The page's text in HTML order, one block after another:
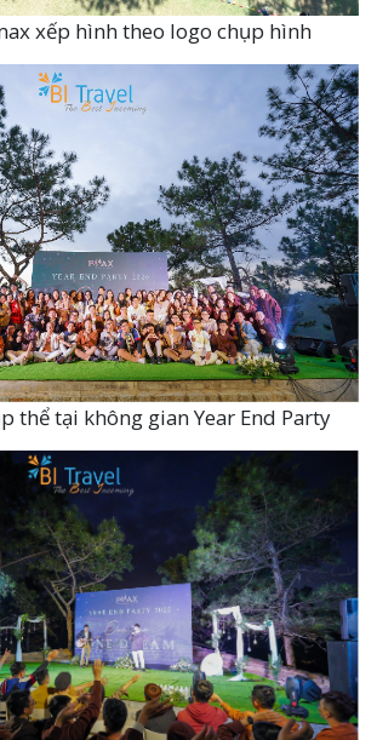
xếp hình theo logo chụp hình
thể tại không gian Year End Party